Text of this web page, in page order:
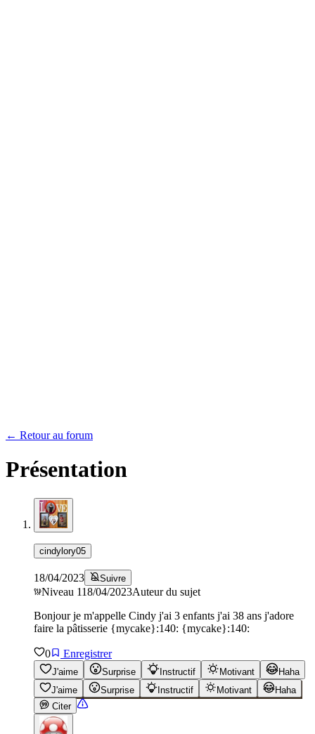
← Retour au forum
Présentation
cindylory05
18/04/2023 Suivre
Niveau 118/04/2023Auteur du sujet
Bonjour je m'appelle Cindy j'ai 3 enfants j'ai 38 ans j'adore
faire la pâtisserie {mycake}:140: {mycake}:140:
0 Enregistrer
J'aime Surprise Instructif Motivant
Haha
J'aime
Surprise Instructif Motivant
Haha
Citer